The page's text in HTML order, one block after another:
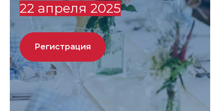
план мероприятий об ассоциации
конференция 2021
22 апреля 2025
Регистрация